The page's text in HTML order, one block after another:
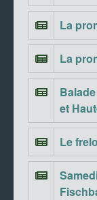
La
La
et
Le